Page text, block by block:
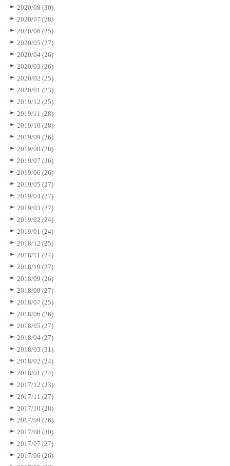
2020/08 (30)
2020/07 (28)
2020/06 (25)
2020/05 (27)
2020/04 (26)
2020/03 (26)
2020/02 (25)
2020/01 (23)
2019/12 (25)
2019/11 (28)
2019/10 (28)
2019/09 (26)
2019/08 (28)
2019/07 (26)
2019/06 (26)
2019/05 (27)
2019/04 (27)
2019/03 (27)
2019/02 (24)
2019/01 (24)
2018/12 (25)
2018/11 (27)
2018/10 (27)
2018/09 (26)
2018/08 (27)
2018/07 (25)
2018/06 (26)
2018/05 (27)
2018/04 (27)
2018/03 (31)
2018/02 (24)
2018/01 (24)
2017/12 (23)
2017/11 (27)
2017/10 (28)
2017/09 (26)
2017/08 (30)
2017/07 (27)
2017/06 (26)